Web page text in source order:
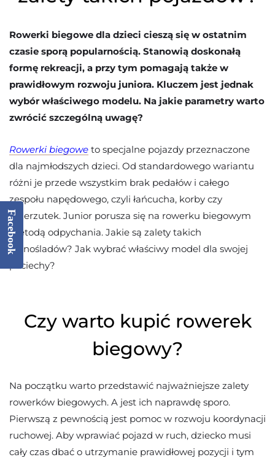
Rowerki biegowe dla dzieci cieszą się w ostatnim
czasie sporą popularnością. Stanowią doskonałą
formę rekreacji, a przy tym pomagają także w
prawidłowym rozwoju juniora. Kluczem jest jednak
wybór właściwego modelu. Na jakie parametry warto
zwrócić szczególną uwagę?
Rowerki biegowe to specjalne pojazdy przeznaczone
dla najmłodszych dzieci. Od standardowego wariantu
różni je przede wszystkim brak pedałów i całego
zespołu napędowego, czyli łańcucha, korby czy
przerzutek. Junior porusza się na rowerku biegowym
metodą odpychania. Jakie są zalety takich
jednośladów? Jak wybrać właściwy model dla swojej
pociechy?
Czy warto kupić rowerek
biegowy?
Na początku warto przedstawić najważniejsze zalety
rowerków biegowych. A jest ich naprawdę sporo.
Pierwszą z pewnością jest pomoc w rozwoju koordynacji
ruchowej. Aby wprawiać pojazd w ruch, dziecko musi
cały czas dbać o utrzymanie prawidłowej pozycji i tym
Facebook